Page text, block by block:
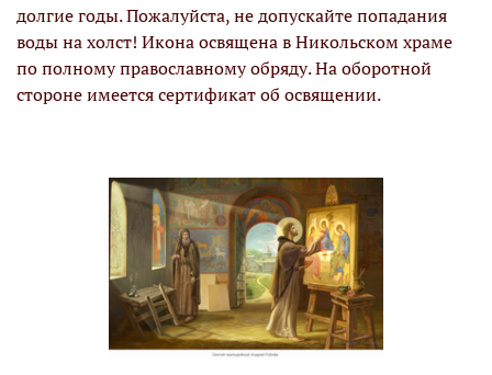
долгие годы. Пожалуйста, не допускайте попадания
воды на холст! Икона освящена в Никольском храме
по полному православному обряду. На оборотной
стороне имеется сертификат об освящении.